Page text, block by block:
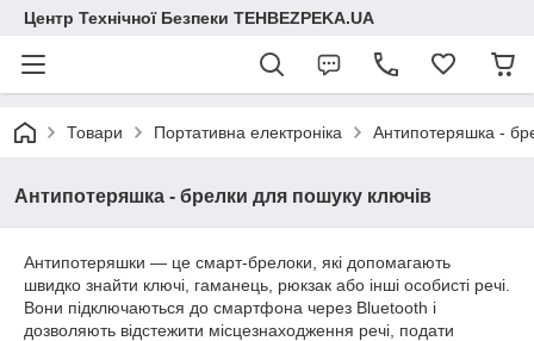
Центр Технічної Безпеки TEHBEZPEKA.UA
Товари Портативна електроніка Антипотеряшка -
Антипотеряшка - брелки для пошуку ключів
Антипотеряшки — це смарт-брелоки, які допомагають
швидко знайти ключі, гаманець, рюкзак або інші особисті речі.
Вони підключаються до смартфона через Bluetooth і
дозволяють відстежити місцезнаходження речі, подати